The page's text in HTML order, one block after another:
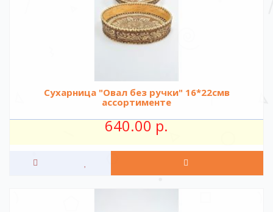
Сухарница "Овал без ручки" 16*22смв
ассортименте
640.00 р.